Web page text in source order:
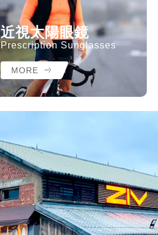
近視太陽眼鏡
Prescription Sunglasses
MORE